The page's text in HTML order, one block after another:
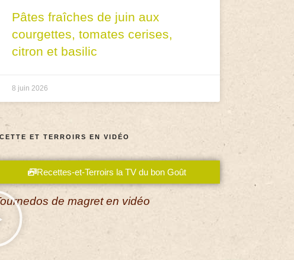
Pâtes fraîches de juin aux
courgettes, tomates cerises,
citron et basilic
8 juin 2026
ET TERROIRS EN VIDÉO
Recettes-et-Terroirs la TV du bon Goût
de magret en vidéo